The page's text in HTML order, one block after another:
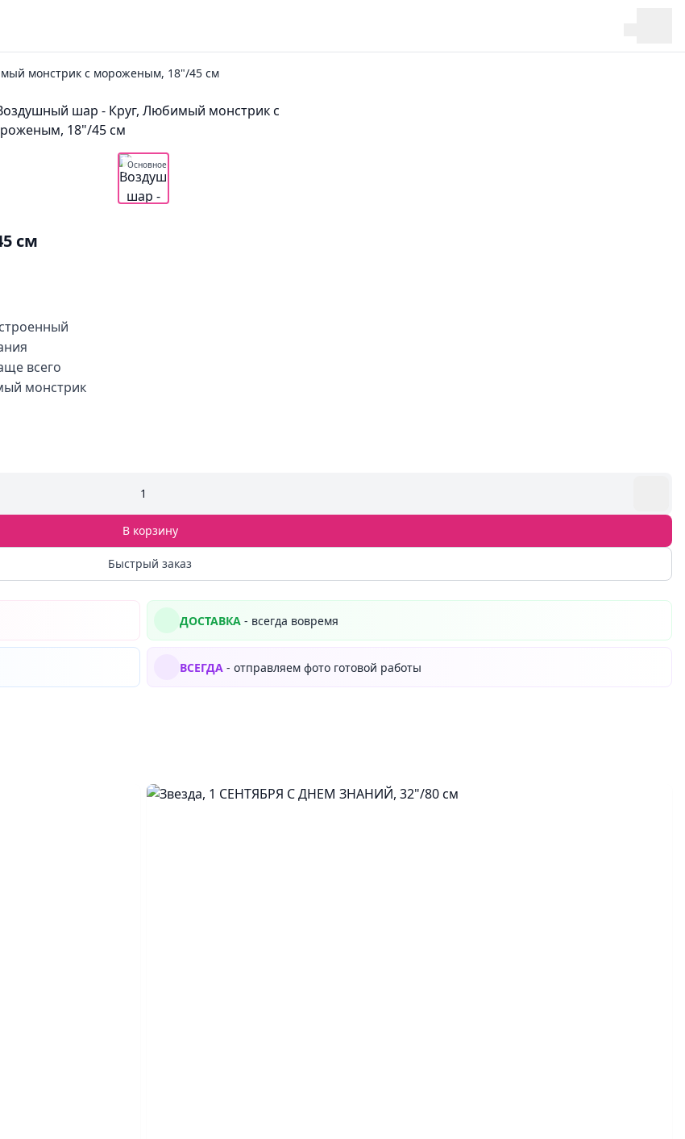
монстрик с мороженым, 18"/45 см
Основное
см
всего
монстрик
1
В корзину
Быстрый заказ
ДОСТАВКА - всегда вовремя
ВСЕГДА - отправляем фото готовой работы